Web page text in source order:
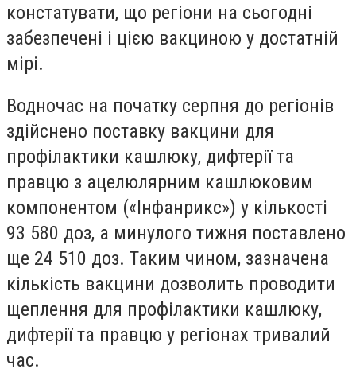
констатувати, що регіони на сьогодні
забезпечені і цією вакциною у достатній
мірі.
Водночас на початку серпня до регіонів
здійснено поставку вакцини для
профілактики кашлюку, дифтерії та
правцю з ацелюлярним кашлюковим
компонентом («Інфанрикс») у кількості
93 580 доз, а минулого тижня поставлено
ще 24 510 доз. Таким чином, зазначена
кількість вакцини дозволить проводити
щеплення для профілактики кашлюку,
дифтерії та правцю у регіонах тривалий
час.